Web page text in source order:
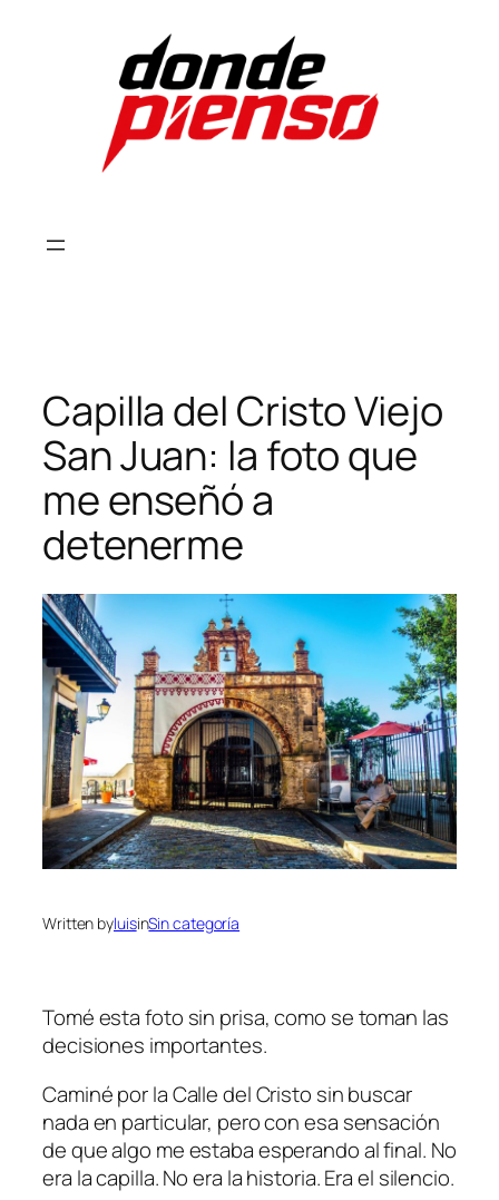
Capilla del Cristo Viejo
San Juan: la foto que
me enseñó a
detenerme
Written byluisinSin categoría
Tomé esta foto sin prisa, como se toman las
decisiones importantes.
Caminé por la Calle del Cristo sin buscar
nada en particular, pero con esa sensación
de que algo me estaba esperando al final. No
era la capilla. No era la historia. Era el silencio.